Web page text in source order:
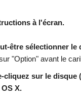
à l'écran.
être sélectionner le
"Option" avant le
cliquez sur le disque
X.